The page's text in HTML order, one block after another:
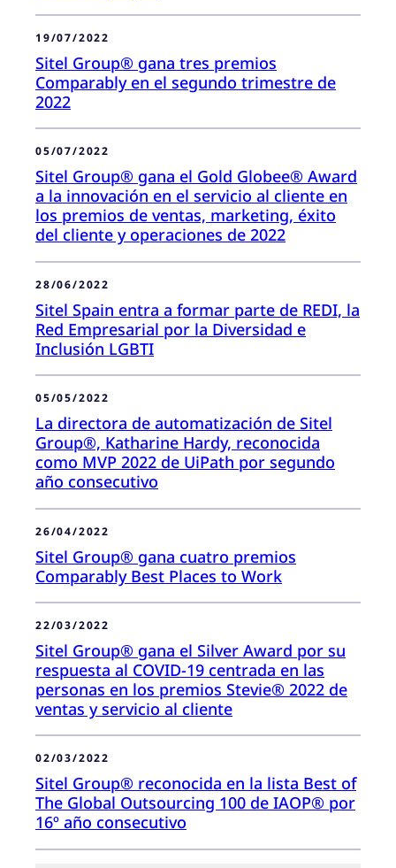
19/07/2022
Sitel Group® gana tres premios
Comparably en el segundo trimestre de
2022
05/07/2022
Sitel Group® gana el Gold Globee® Award
a la innovación en el servicio al cliente en
los premios de ventas, marketing, éxito
del cliente y operaciones de 2022
28/06/2022
Sitel Spain entra a formar parte de REDI, la
Red Empresarial por la Diversidad e
Inclusión LGBTI
05/05/2022
La directora de automatización de Sitel
Group®, Katharine Hardy, reconocida
como MVP 2022 de UiPath por segundo
año consecutivo
26/04/2022
Sitel Group® gana cuatro premios
Comparably Best Places to Work
22/03/2022
Sitel Group® gana el Silver Award por su
respuesta al COVID-19 centrada en las
personas en los premios Stevie® 2022 de
ventas y servicio al cliente
02/03/2022
Sitel Group® reconocida en la lista Best of
The Global Outsourcing 100 de IAOP® por
16º año consecutivo